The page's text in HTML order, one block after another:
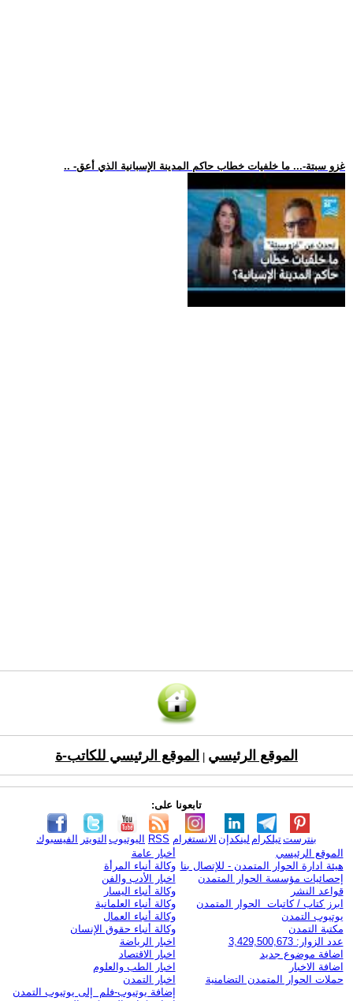
.. -غزو سبتة-... ما خلفيات خطاب حاكم المدينة الإسبانية الذي أعق
الموقع الرئيسي الموقع الرئيسي للكاتب-ة
تابعونا على:
الفيسبوك التويتر اليوتيوب RSS الانستغرام لينكدإن تيلكرامبنترست
الموقع الرئيسي
هيئة ادارة الحوار المتمدن - للإتصال بنا
إحصائيات مؤسسة الحوار المتمدن
قواعد النشر
ابرز كتاب / كاتبات الحوار المتمدن
يوتيوب التمدن
مكتبة التمدن
عدد الزوار: 3,429,500,673
اضافة موضوع جديد
اضافة الاخبار
حملات الحوار المتمدن التضامنية
أخبار عامة
وكالة أنباء المرأة
اخبار الأدب والفن
وكالة أنباء اليسار
وكالة أنباء العلمانية
وكالة أنباء العمال
وكالة أنباء حقوق الإنسان
اخبار الرياضة
اخبار الاقتصاد
اخبار الطب والعلوم
اخبار التمدن
إضافة يوتيوب-فلم إلى يوتيوب التمدن